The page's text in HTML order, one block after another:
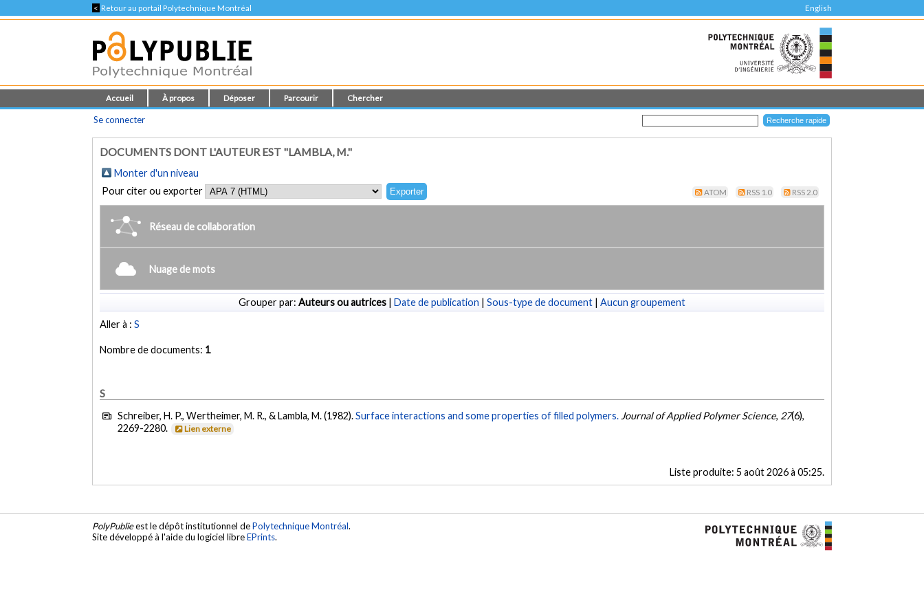
< Retour au portail Polytechnique Montréal English
Accueil À propos Déposer Parcourir Chercher
Se connecter
DOCUMENTS DONT L'AUTEUR EST "LAMBLA, M."
Monter d'un niveau
Pour citer ou exporter
ATOM RSS 1.0 RSS 2.0
Réseau de collaboration
Nuage de mots
Grouper par: Auteurs ou autrices | Date de publication | Sous-type de document | Aucun groupement
Aller à :S
Nombre de documents: 1
S
Schreiber, H. P., Wertheimer, M. R., & Lambla, M. (1982).Surface interactions and some properties of filled polymers. Journal of Applied Polymer Science, 27(6),
2269-2280.
Lien externe
Liste produite: 5 août 2026 à 05:25.
PolyPublieest le dépôt institutionnel dePolytechnique Montréal.
Site développé à l'aide du logiciel libreEPrints.